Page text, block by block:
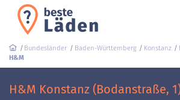
Bundesländer Baden-Württemberg Konstanz
H&M
H&M Konstanz (Bodanstraße,